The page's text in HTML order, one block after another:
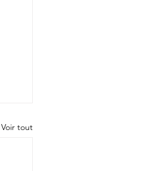
Voir tout